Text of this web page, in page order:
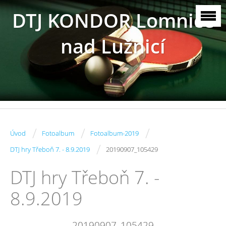
DTJ KONDOR Lomnice
nad Lužnicí
Úvod / Fotoalbum / Fotoalbum-2019 /
DTJ hry Třeboň 7. - 8.9.2019 / 20190907_105429
DTJ hry Třeboň 7. -
8.9.2019